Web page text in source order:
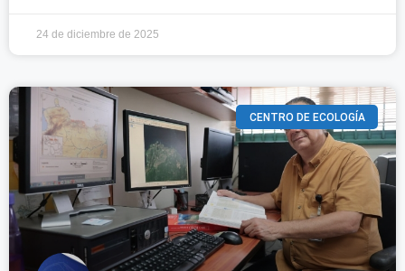
24 de diciembre de 2025
CENTRO DE ECOLOGÍA